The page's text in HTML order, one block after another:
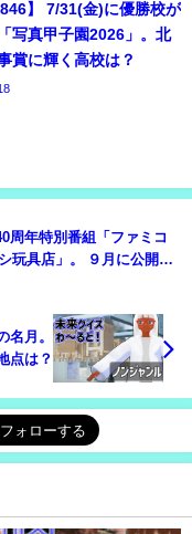
】 7/31(金)に優勝校が
写真甲子園2026」。北
賞に輝く高校は？
周年特別番組「ファミコ
玩具店」。 ９月に公開さ
名月。
点は？